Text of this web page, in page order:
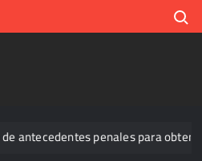
penales para obtener empleo